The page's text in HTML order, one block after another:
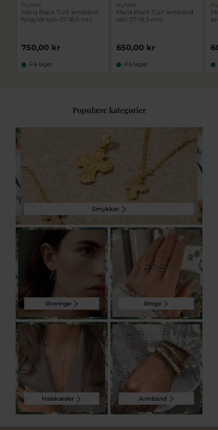
Nyhed
Maria Black 'Coil' armbånd
forgyldt sølv (17-18,5 cm)
750,00 kr
På lager
Nyhed
Maria Black 'Coil' armbånd
sølv (17-18,5 cm)
650,00 kr
På lager
Populære kategorier
Smykker
Øreringe Ringe
Halskæder Armbånd